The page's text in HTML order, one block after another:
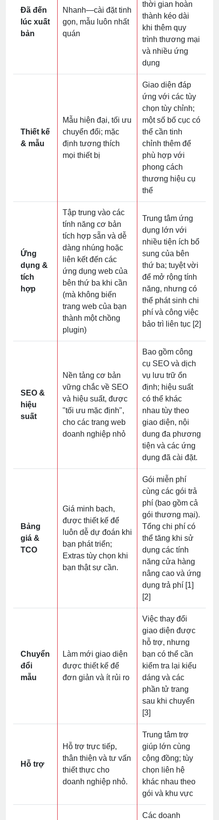
Đã đến
lúc xuất
bản
Nhanh—cài đặt tinh
gọn, mẫu luôn nhất
quán
thời gian hoàn
thành kéo dài
khi thêm quy
trình thương mại
và nhiều ứng
dụng
Thiết kế
& mẫu
Mẫu hiện đại, tối ưu
chuyển đổi; mặc
định tương thích
mọi thiết bị
Giao diện đáp
ứng với các tùy
chọn tùy chỉnh;
một số bố cục có
thể cần tinh
chỉnh thêm để
phù hợp với
phong cách
thương hiệu cụ
thể
Ứng
dụng &
tích
hợp
Tập trung vào các
tính năng cơ bản
tích hợp sẵn và dễ
dàng nhúng hoặc
liên kết đến các
ứng dụng web của
bên thứ ba khi cần
(mà không biến
trang web của bạn
thành một chồng
plugin)
Trung tâm ứng
dụng lớn với
nhiều tiện ích bổ
sung của bên
thứ ba; tuyệt vời
để mở rộng tính
năng, nhưng có
thể phát sinh chi
phí và công việc
bảo trì liên tục [2]
SEO &
hiệu
suất
Nền tảng cơ bản
vững chắc về SEO
và hiệu suất, được
"tối ưu mặc định",
cho các trang web
doanh nghiệp nhỏ
Bao gồm công
cụ SEO và dịch
vụ lưu trữ ổn
định; hiệu suất
có thể khác
nhau tùy theo
giao diện, nội
dung đa phương
tiện và các ứng
dụng đã cài đặt.
Bảng
giá &
TCO
Giá minh bạch,
được thiết kế để
luôn dễ dự đoán khi
bạn phát triển;
Extras tùy chọn khi
bạn thật sự cần.
Gói miễn phí
cùng các gói trả
phí (bao gồm cả
gói thương mại).
Tổng chi phí có
thể tăng khi sử
dụng các tính
năng cửa hàng
nâng cao và ứng
dụng trả phí [1]
[2]
Chuyển
đổi
mẫu
Làm mới giao diện
được thiết kế để
đơn giản và ít rủi ro
Việc thay đổi
giao diện được
hỗ trợ, nhưng
bạn có thể cần
kiểm tra lại kiểu
dáng và các
phần tử trang
sau khi chuyển
[3]
Hỗ trợ
Hỗ trợ trực tiếp,
thân thiện và tư vấn
thiết thực cho
doanh nghiệp nhỏ.
Trung tâm trợ
giúp lớn cùng
cộng đồng; tùy
chọn liên hệ
khác nhau theo
gói và khu vực
Các doanh